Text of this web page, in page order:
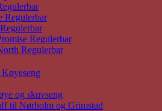
Regulerbar
Regulerbar
Regulerbar
og skuvseng
til Nørholm og Grimstad